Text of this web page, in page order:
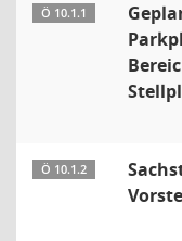
Ö 10.1.1
Ö 10.1.2